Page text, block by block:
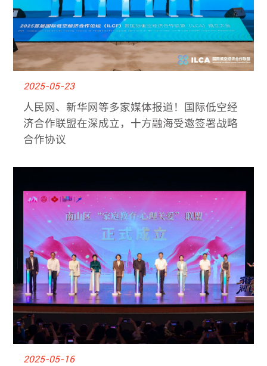
2025-05-23
人民网、新华网等多家媒体报道！国际低空经
济合作联盟在深成立，十方融海受邀签署战略
合作协议
2025-05-16